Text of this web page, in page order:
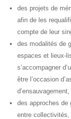
des projets de
afin de les
compte de leur
des modalités de
espaces et lieux-
s’accompagner
être l’occasion
d’ensauvagement,
des approches de
entre collectivités,